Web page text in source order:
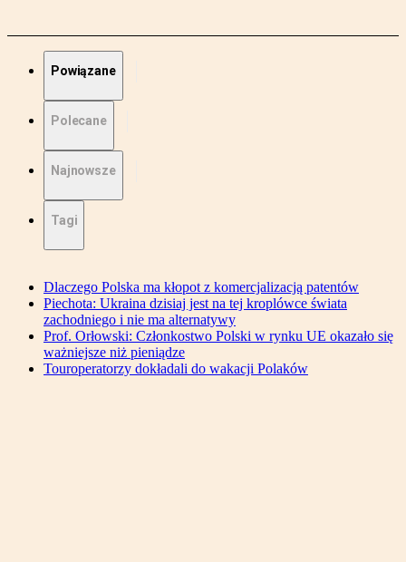
Powiązane
Polecane
Najnowsze
Tagi
Dlaczego Polska ma kłopot z komercjalizacją patentów
Piechota: Ukraina dzisiaj jest na tej kroplówce świata
zachodniego i nie ma alternatywy
Prof. Orłowski: Członkostwo Polski w rynku UE okazało się
ważniejsze niż pieniądze
Touroperatorzy dokładali do wakacji Polaków